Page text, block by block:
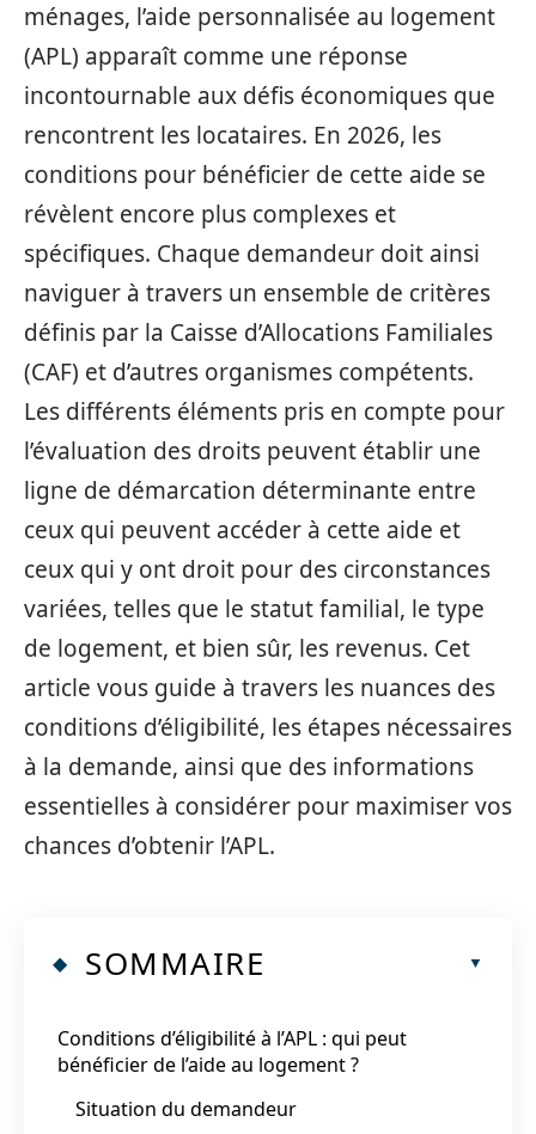
ménages, l’aide personnalisée au logement
(APL) apparaît comme une réponse
incontournable aux défis économiques que
rencontrent les locataires. En 2026, les
conditions pour bénéficier de cette aide se
révèlent encore plus complexes et
spécifiques. Chaque demandeur doit ainsi
naviguer à travers un ensemble de critères
définis par la Caisse d’Allocations Familiales
(CAF) et d’autres organismes compétents.
Les différents éléments pris en compte pour
l’évaluation des droits peuvent établir une
ligne de démarcation déterminante entre
ceux qui peuvent accéder à cette aide et
ceux qui y ont droit pour des circonstances
variées, telles que le statut familial, le type
de logement, et bien sûr, les revenus. Cet
article vous guide à travers les nuances des
conditions d’éligibilité, les étapes nécessaires
à la demande, ainsi que des informations
essentielles à considérer pour maximiser vos
chances d’obtenir l’APL.
SOMMAIRE
Conditions d’éligibilité à l’APL : qui peut
bénéficier de l’aide au logement ?
Situation du demandeur